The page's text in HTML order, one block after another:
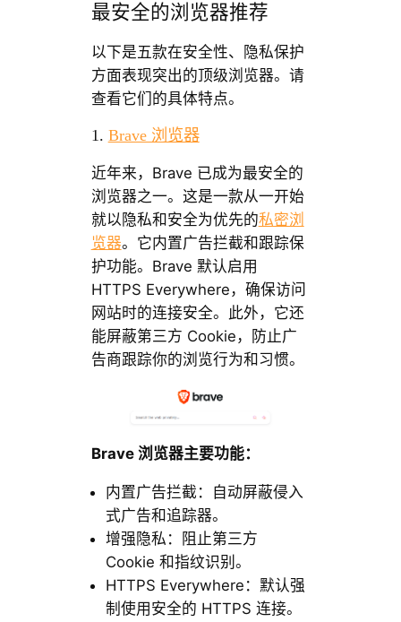
最安全的浏览器推荐
以下是五款在安全性、隐私保护
方面表现突出的顶级浏览器。请
查看它们的具体特点。
1. Brave 浏览器
近年来，Brave 已成为最安全的
浏览器之一。这是一款从一开始
就以隐私和安全为优先的私密浏
览器。它内置广告拦截和跟踪保
护功能。Brave 默认启用
HTTPS Everywhere，确保访问
网站时的连接安全。此外，它还
能屏蔽第三方 Cookie，防止广
告商跟踪你的浏览行为和习惯。
Brave 浏览器主要功能：
内置广告拦截：自动屏蔽侵入
式广告和追踪器。
增强隐私：阻止第三方
Cookie 和指纹识别。
HTTPS Everywhere：默认强
制使用安全的 HTTPS 连接。